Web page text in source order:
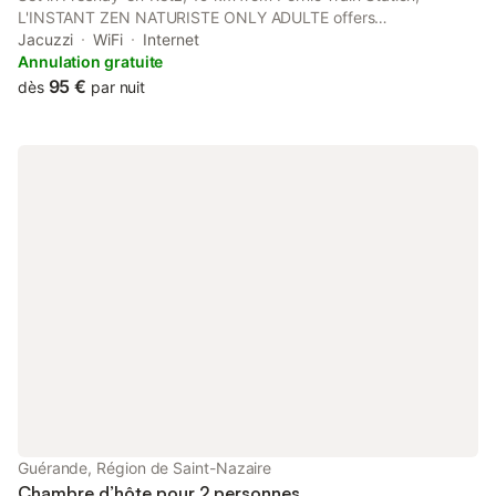
L'INSTANT ZEN NATURISTE ONLY ADULTE offers
accommodation with spa facilities and wellness packages.
Boasting full-day security, this property also provides guests
with a sun terrace.
Jacuzzi WiFi
Internet
Annulation gratuite
dès 95 € par nuit
Guérande, Région de Saint-Nazaire